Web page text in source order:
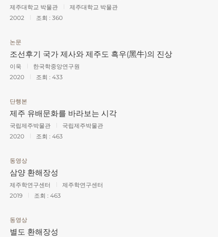
제주대학교 박물관
제주대학교 박물관
2002
조회 : 360
논문
조선후기 국가 제사와 제주도 흑우(黑牛)의 진상
이욱
한국학중앙연구원
2020
조회 : 433
단행본
제주 유배문화를 바라보는 시각
국립제주박물관
국립제주박물관
2020
조회 : 463
동영상
삼양 환해장성
제주학연구센터
제주학연구센터
2019
조회 : 463
동영상
별도 환해장성